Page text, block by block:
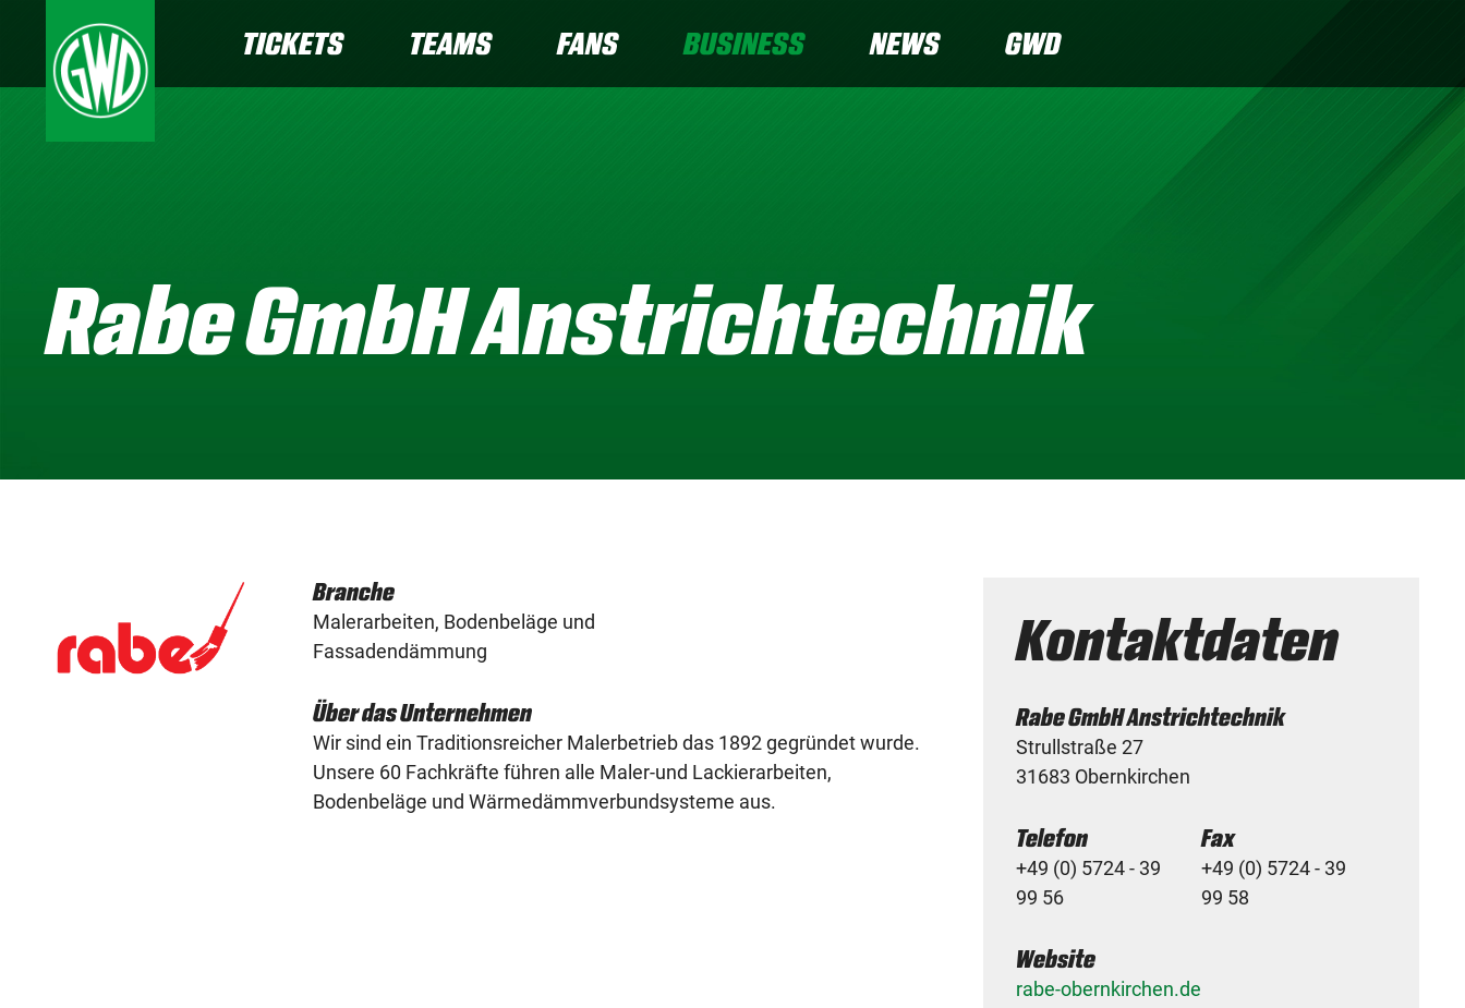
TICKETS TEAMS FANS BUSINESS NEWS GWD
Rabe GmbH Anstrichtechnik
Branche
Malerarbeiten, Bodenbeläge und
Fassadendämmung
Über das Unternehmen
Wir sind ein Traditionsreicher Malerbetrieb das 1892 gegründet wurde.
Unsere 60 Fachkräfte führen alle Maler-und Lackierarbeiten,
Bodenbeläge und Wärmedämmverbundsysteme aus.
Kontaktdaten
Rabe GmbH Anstrichtechnik
Strullstraße 27
31683 Obernkirchen
Telefon
+49 (0) 5724 - 39
99 56
Fax
+49 (0) 5724 - 39
99 58
Website
rabe-obernkirchen.de